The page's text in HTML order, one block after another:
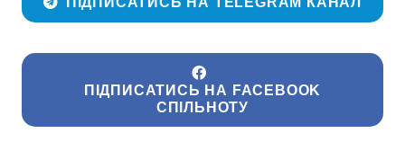
ПІДПИСАТИСЬ НА FACEBOOK
СПІЛЬНОТУ